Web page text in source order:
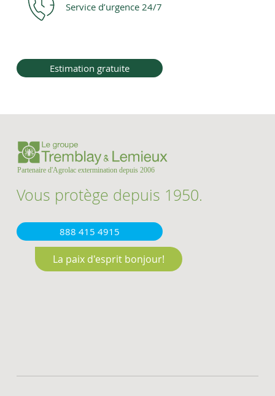
Service d’urgence 24/7
Estimation gratuite
Vous protège depuis 1950.
888 415 4915
La paix d'esprit bonjour!